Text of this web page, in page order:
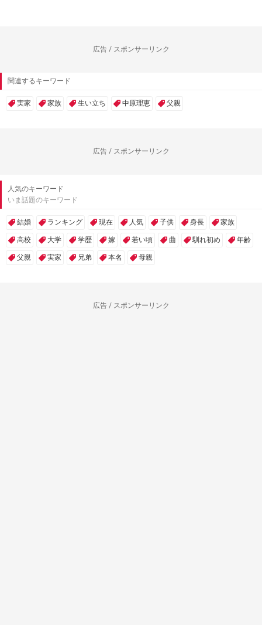
広告 / スポンサーリンク
関連するキーワード
実家 家族 生い立ち 中原理恵 父親
広告 / スポンサーリンク
人気のキーワード
いま話題のキーワード
結婚 ランキング 現在 人気 子供 身長 家族
高校 大学 学歴 嫁 若い頃 曲 馴れ初め 年齢
父親 実家 兄弟 本名 母親
広告 / スポンサーリンク